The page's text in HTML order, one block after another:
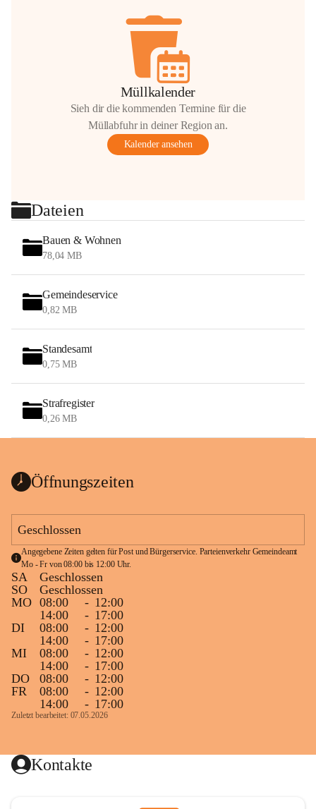
Müllkalender
Sieh dir die kommenden Termine für die
Müllabfuhr in deiner Region an.
Kalender ansehen
Dateien
Bauen & Wohnen
78,04 MB
Gemeindeservice
0,82 MB
Standesamt
0,75 MB
Strafregister
0,26 MB
Öffnungszeiten
Geschlossen
Angegebene Zeiten gelten für Post und Bürgerservice. Parteienverkehr Gemeindeamt
Mo - Fr von 08:00 bis 12:00 Uhr.
SA
Geschlossen
SO
Geschlossen
MO 08:00 - 12:00
14:00
- 17:00
DI
08:00 - 12:00
14:00
- 17:00
MI
08:00 - 12:00
14:00
- 17:00
DO
08:00 - 12:00
FR
08:00 - 12:00
14:00
- 17:00
Zuletzt bearbeitet: 07.05.2026
Kontakte